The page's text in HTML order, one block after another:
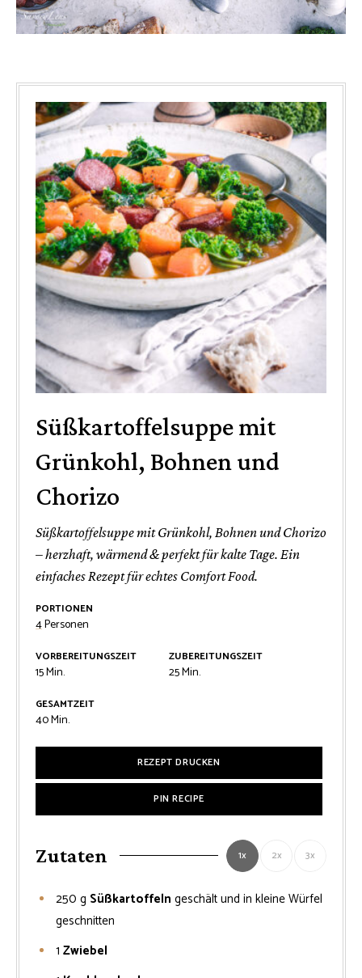
Süßkartoffelsuppe mit
Grünkohl, Bohnen und
Chorizo
Süßkartoffelsuppe mit Grünkohl, Bohnen und Chorizo
– herzhaft, wärmend & perfekt für kalte Tage. Ein
einfaches Rezept für echtes Comfort Food.
PORTIONEN
4Personen
VORBEREITUNGSZEIT
15Minuten
Min.
ZUBEREITUNGSZEIT
25Minuten
Min.
GESAMTZEIT
40Minuten
Min.
REZEPT DRUCKEN
PIN RECIPE
Zutaten 1x 2x 3x
250 g Süßkartoffeln geschält und in kleine Würfel
geschnitten
1 Zwiebel